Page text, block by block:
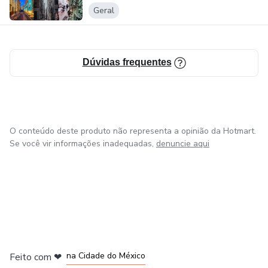
Geral
Dúvidas frequentes
O conteúdo deste produto não representa a opinião da Hotmart.
Se você vir informações inadequadas, denuncie aqui
Feito com ❤ na Cidade do México